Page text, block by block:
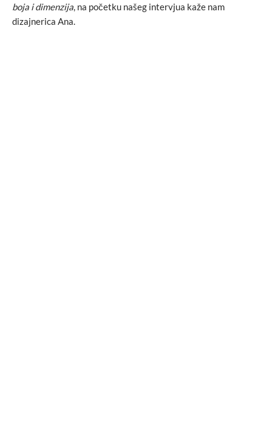
boja i dimenzija, na početku našeg intervjua kaže nam
dizajnerica Ana.